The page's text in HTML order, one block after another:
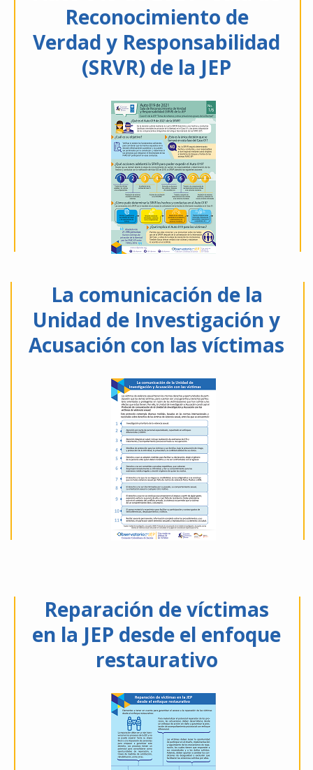
Reconocimiento de
Verdad y Responsabilidad
(SRVR) de la JEP
La comunicación de la
Unidad de Investigación y
Acusación con las víctimas
Reparación de víctimas
en la JEP desde el enfoque
restaurativo